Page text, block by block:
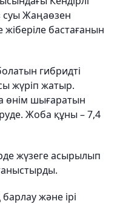
суы Жаңаөзен
жіберіле бастағанын
гибридті
жүріп жатыр.
өнім шығаратын
Жоба құны – 7,4
жүзеге асырылып
және ірі